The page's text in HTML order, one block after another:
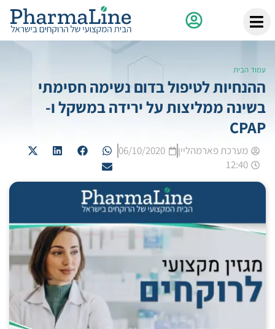
עמוד הבית
ההנחיות לטיפול בדום נשימה חסימתי
בשינה ממליצות על ירידה במשקל ו-
CPAP
מערכת פארמהליין
06/10/2020
12:40